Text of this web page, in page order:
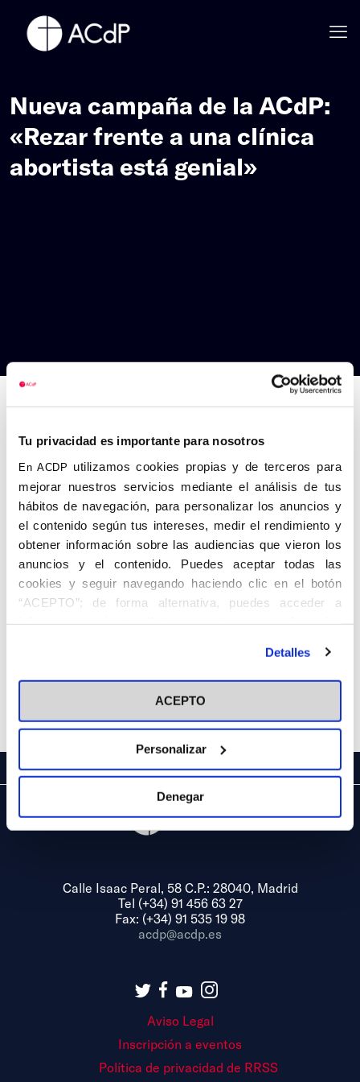
Tu privacidad es importante para nosotros
En ACDP utilizamos cookies propias y de terceros para
mejorar nuestros servicios mediante el análisis de tus
hábitos de navegación, para personalizar los anuncios y
el contenido según tus intereses, medir el rendimiento y
obtener información sobre las audiencias que vieron los
anuncios y el contenido. Puedes aceptar todas las
cookies y seguir navegando haciendo clic en el botón
“ACEPTO”; de forma alternativa, puedes acceder a
información más detallada y cambiar tus preferencias
en el botón "Personalizar". Para más información puedes
visitar nuestra Política de Cookies
Detalles
ACEPTO
Personalizar
Denegar
Nueva campaña de la ACdP:
«Rezar frente a una clínica
abortista está genial»
Calle Isaac Peral, 58 C.P.: 28040, Madrid
Tel (+34) 91 456 63 27
Fax: (+34) 91 535 19 98
acdp@acdp.es
Aviso Legal
Inscripción a eventos
Política de privacidad de RRSS